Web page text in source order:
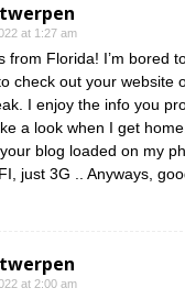
at 1:27 am
from Florida! I’m bored
check out your website
I enjoy the info you
a look when I get
blog loaded on my
just 3G .. Anyways,
at 2:00 am